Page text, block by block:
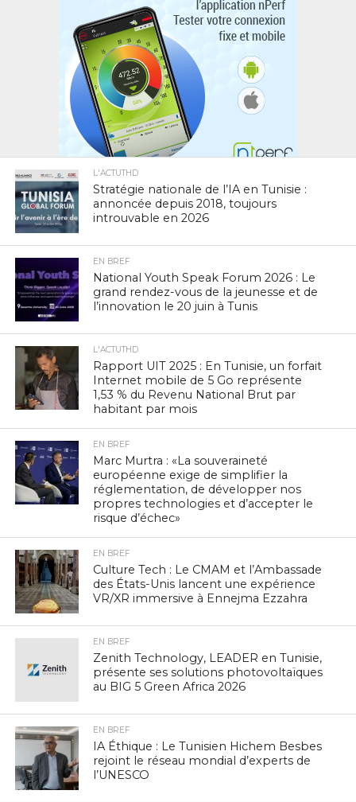
L'ACTUTHD
Stratégie nationale de l’IA en Tunisie :
annoncée depuis 2018, toujours
introuvable en 2026
EN BREF
National Youth Speak Forum 2026 : Le
grand rendez-vous de la jeunesse et de
l’innovation le 20 juin à Tunis
L'ACTUTHD
Rapport UIT 2025 : En Tunisie, un forfait
Internet mobile de 5 Go représente
1,53 % du Revenu National Brut par
habitant par mois
EN BREF
Marc Murtra : «La souveraineté
européenne exige de simplifier la
réglementation, de développer nos
propres technologies et d’accepter le
risque d’échec»
EN BREF
Culture Tech : Le CMAM et l’Ambassade
des États-Unis lancent une expérience
VR/XR immersive à Ennejma Ezzahra
EN BREF
Zenith Technology, LEADER en Tunisie,
présente ses solutions photovoltaïques
au BIG 5 Green Africa 2026
EN BREF
IA Éthique : Le Tunisien Hichem Besbes
rejoint le réseau mondial d’experts de
l’UNESCO